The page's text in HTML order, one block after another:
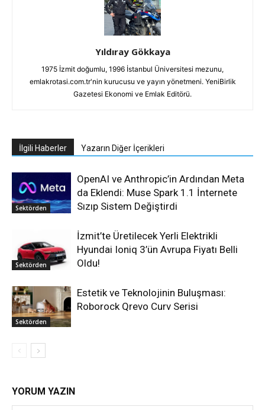
Yıldıray Gökkaya
1975 İzmit doğumlu, 1996 İstanbul Üniversitesi mezunu,
emlakrotasi.com.tr'nin kurucusu ve yayın yönetmeni. YeniBirlik
Gazetesi Ekonomi ve Emlak Editörü.
İlgili Haberler Yazarın Diğer İçerikleri
Sektörden
OpenAI ve Anthropic’in Ardından Meta
da Eklendi: Muse Spark 1.1 İnternete
Sızıp Sistem Değiştirdi
Sektörden
İzmit’te Üretilecek Yerli Elektrikli
Hyundai Ioniq 3’ün Avrupa Fiyatı Belli
Oldu!
Sektörden
Estetik ve Teknolojinin Buluşması:
Roborock Qrevo Curv Serisi
YORUM YAZIN